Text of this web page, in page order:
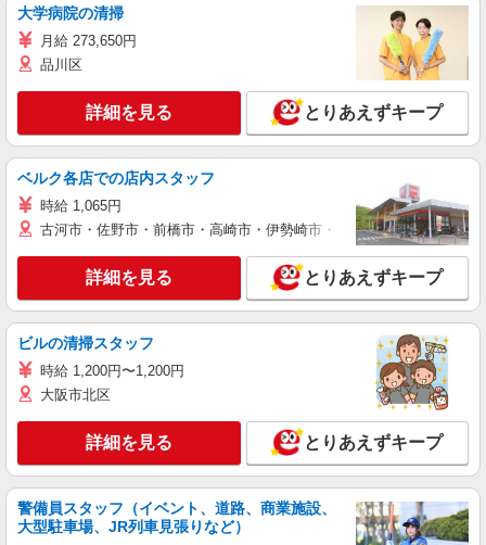
大学病院の清掃
月給 273,650円
品川区
詳細を見る とりあえずキープ
ベルク各店での店内スタッフ
時給 1,065円
古河市・佐野市・前橋市・高崎市・伊勢崎市・太田市・館林市・藤
詳細を見る とりあえずキープ
ビルの清掃スタッフ
時給 1,200円〜1,200円
大阪市北区
詳細を見る とりあえずキープ
警備員スタッフ（イベント、道路、商業施設、
大型駐車場、JR列車見張りなど）